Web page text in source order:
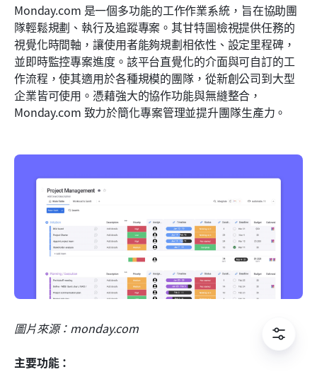
Monday.com 是一個多功能的工作作業系統，旨在協助團
隊輕鬆規劃、執行及追蹤專案。其甘特圖檢視提供任務的
視覺化時間軸，讓使用者能夠規劃相依性、設定里程碑，
並即時監控專案進度。該平台直覺化的介面與可自訂的工
作流程，使其適用於各種規模的團隊，從新創公司到大型
企業皆可使用。憑藉強大的協作功能與無縫整合，
Monday.com 致力於簡化專案管理並提升團隊生產力。
圖片來源：monday.com
主要功能：